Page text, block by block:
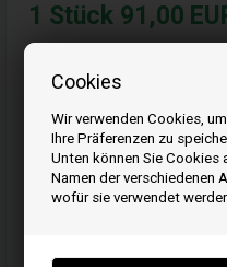
Cookies
Wir verwenden Cookies,
Ihre Präferenzen zu
Unten können Sie Cookies
Namen der verschiedenen
wofür sie verwendet
1 Stück 91,00
Schnelle Lieferung
13
ST.